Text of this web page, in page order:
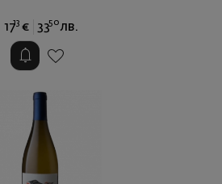
1713 € 3350 лв.